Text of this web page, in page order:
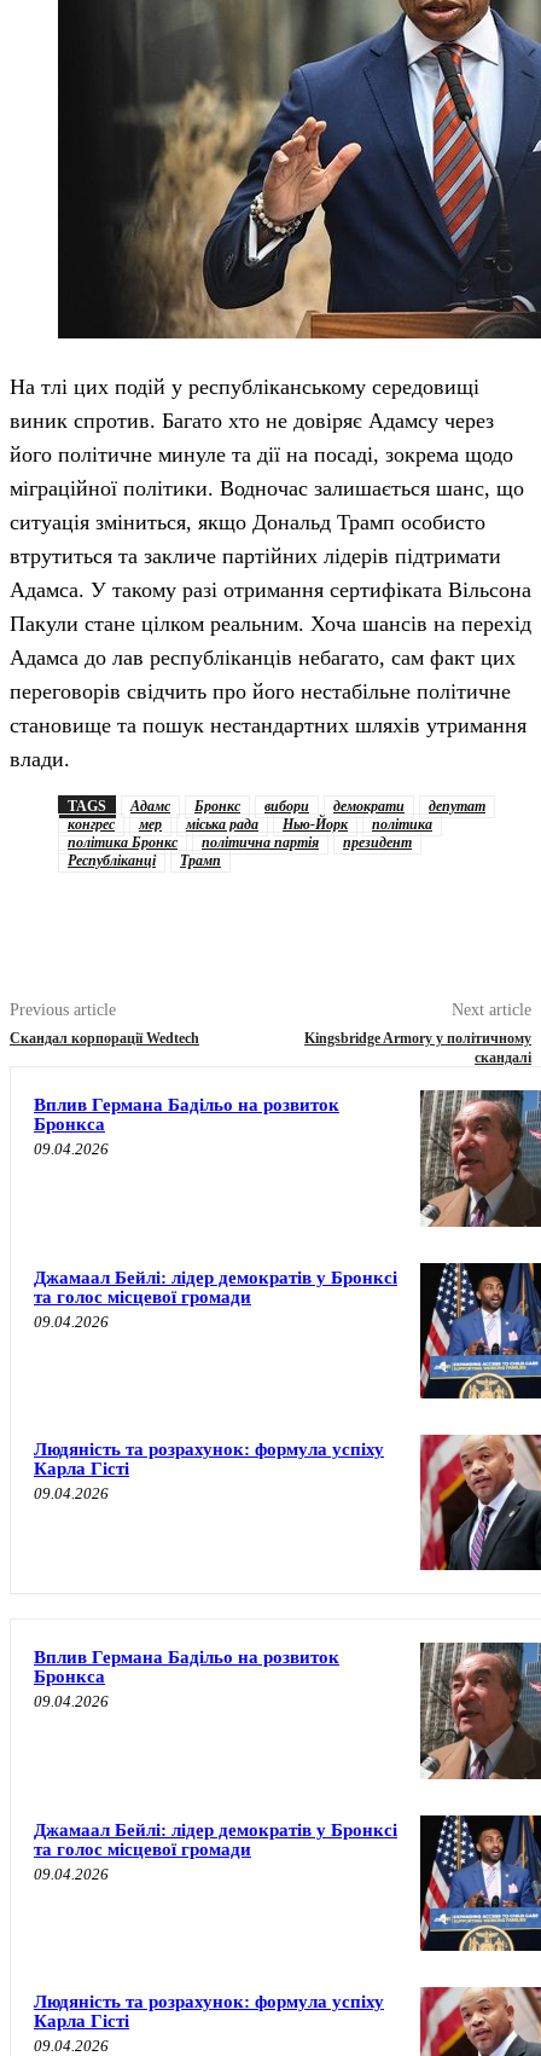
На тлі цих подій у республіканському середовищі
виник спротив. Багато хто не довіряє Адамсу через
його політичне минуле та дії на посаді, зокрема щодо
міграційної політики. Водночас залишається шанс, що
ситуація зміниться, якщо Дональд Трамп особисто
втрутиться та закличе партійних лідерів підтримати
Адамса. У такому разі отримання сертифіката Вільсона
Пакули стане цілком реальним. Хоча шансів на перехід
Адамса до лав республіканців небагато, сам факт цих
переговорів свідчить про його нестабільне політичне
становище та пошук нестандартних шляхів утримання
влади.
TAGS Адамс Бронкс вибори демократи
депутат
конгрес
мер міська рада Нью-Йорк
політика
політика Бронкс
політична партія
президент
Республіканці
Трамп
Previous article
Скандал корпорації Wedtech
Next article
Kingsbridge Armory у політичному
скандалі
Вплив Германа Бадільо на розвиток
Бронкса
09.04.2026
Джамаал Бейлі: лідер демократів у Бронксі
та голос місцевої громади
09.04.2026
Людяність та розрахунок: формула успіху
Карла Гісті
09.04.2026
Вплив Германа Бадільо на розвиток
Бронкса
09.04.2026
Джамаал Бейлі: лідер демократів у Бронксі
та голос місцевої громади
09.04.2026
Людяність та розрахунок: формула успіху
Карла Гісті
09.04.2026